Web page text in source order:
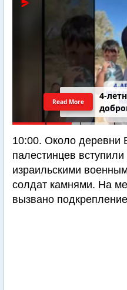
4-
Read More
10:00. Около деревни
палестинцев
израильскими
солдат камнями. На
вызвано